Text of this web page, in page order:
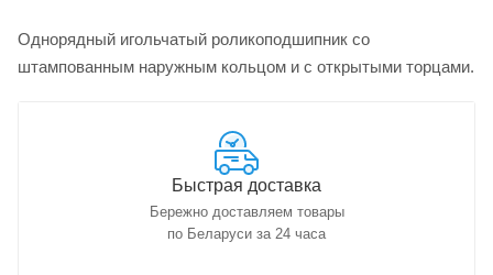
Однорядный игольчатый роликоподшипник со
штампованным наружным кольцом и с открытыми торцами.
Быстрая доставка
Бережно доставляем товары
по Беларуси за 24 часа